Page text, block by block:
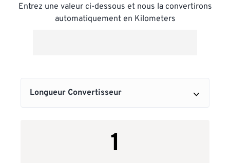
Entrez une valeur ci-dessous et nous la convertirons
automatiquement en Kilometers